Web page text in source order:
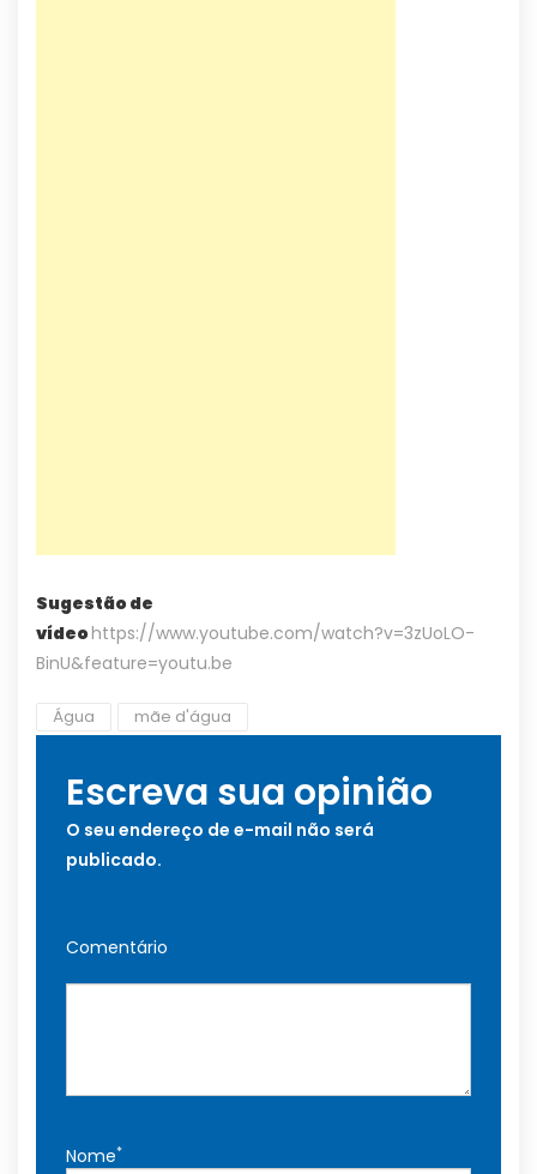
Sugestão de
vídeohttps://www.youtube.com/watch?v=3zUoLO-
BinU&feature=youtu.be
Água mãe d'água
Escreva sua opinião
O seu endereço de e-mail não será
publicado.
Comentário
Nome*